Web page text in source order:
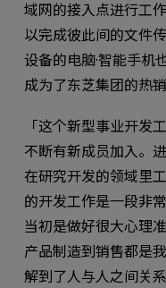
域网的接入点进行工
以完成彼此间的文件
设备的电脑·智能手
成为了东芝集团的热销
「这个新型事业开发
不断有新成员加入。
在研究开发的领域里
的开发工作是一段非
当初是做好很大心理
产品制造到销售都是
解到了人与人之间关系